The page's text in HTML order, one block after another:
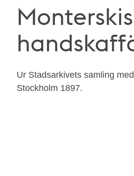
Ur Stadsarkivets samling
Stockholm 1897.